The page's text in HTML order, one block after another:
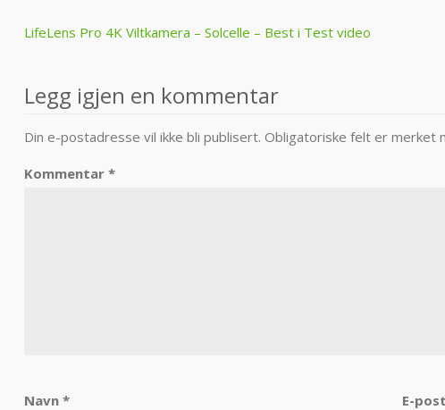
Post
LifeLens Pro 4K Viltkamera – Solcelle – Best i Test video
Legg igjen en kommentar
Din e-postadresse vil ikke bli publisert. Obligatoriske felt er merket
Kommentar *
Navn * E-